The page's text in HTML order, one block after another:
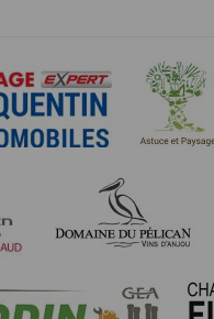
qui concerne les épreuves
- Mentions légales -
à la loi « informatique et
aux informations vous